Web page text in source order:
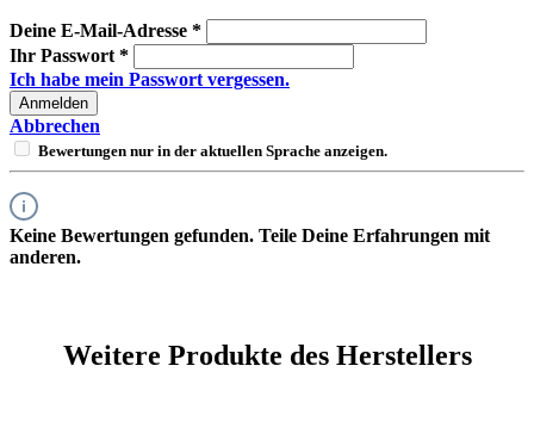
Deine E-Mail-Adresse *
Ihr Passwort *
Ich habe mein Passwort vergessen.
Anmelden
Abbrechen
Bewertungen nur in der aktuellen Sprache anzeigen.
Keine Bewertungen gefunden. Teile Deine Erfahrungen mit
anderen.
Weitere Produkte des Herstellers